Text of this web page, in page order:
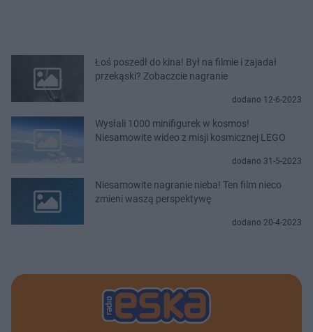
Łoś poszedł do kina! Był na filmie i zajadał
przekąski? Zobaczcie nagranie
dodano 12-6-2023
Wysłali 1000 minifigurek w kosmos!
Niesamowite wideo z misji kosmicznej LEGO
dodano 31-5-2023
Niesamowite nagranie nieba! Ten film nieco
zmieni waszą perspektywę
dodano 20-4-2023